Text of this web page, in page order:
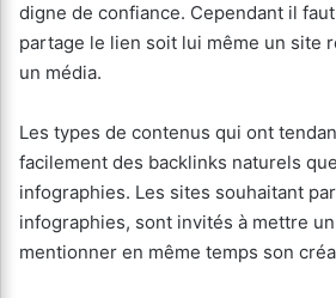
digne de confiance. Cependant il
partage le lien soit lui même un site
un média.
Les types de contenus qui ont
facilement des backlinks naturels
infographies. Les sites souhaitant
infographies, sont invités à mettre
mentionner en même temps son